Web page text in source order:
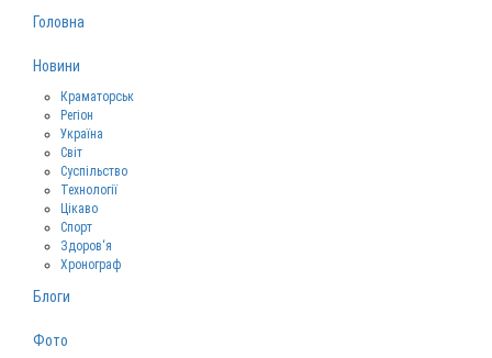
Головна
Новини
Краматорськ
Регіон
Україна
Світ
Суспільство
Технології
Цікаво
Спорт
Здоров‘я
Хронограф
Блоги
Фото